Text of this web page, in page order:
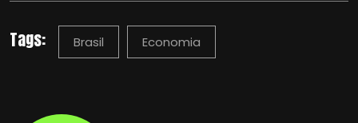
Tags: Brasil Economia